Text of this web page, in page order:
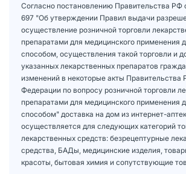
Согласно постановлению Правительства РФ
697 "Об утверждении Правил выдачи
осуществление розничной торговли
препаратами для медицинского применения
способом, осуществления такой торговли и
указанных лекарственных препаратов
изменений в некоторые акты Правительства
Федерации по вопросу розничной торговли
препаратами для медицинского применения
способом" доставка на дом из интернет-
осуществляется для следующих категорий
лекарственных средств: безрецептурные
средства, БАДы, медицинские изделия,
красоты, бытовая химия и сопутствующие